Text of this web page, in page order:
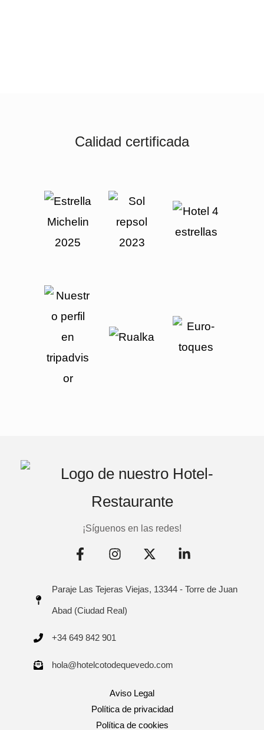
Calidad certificada
¡Síguenos en las redes!
Paraje Las Tejeras Viejas, 13344 - Torre de Juan
Abad (Ciudad Real)
+34 649 842 901
hola@hotelcotodequevedo.com
Aviso Legal
Política de privacidad
Política de cookies